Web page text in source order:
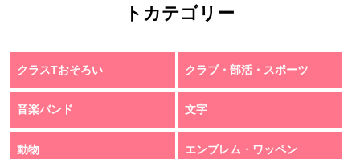
トカテゴリー
クラスTおそろい クラブ・部活・スポーツ
音楽バンド 文字
動物 エンブレム・ワッペン